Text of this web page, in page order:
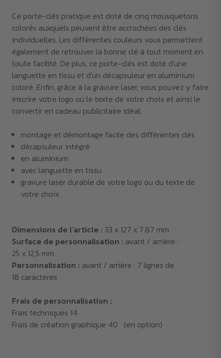
Ce porte-clés pratique est doté de cinq mousquetons
colorés auxquels peuvent être accrochées des clés
individuelles. Les différentes couleurs vous permettent
également de retrouver la bonne clé à tout moment en
toute facilité. De plus, ce porte-clés est doté d'une
languette en tissu et d'un décapsuleur en aluminium
coloré. Enfin, grâce à la gravure laser, vous pouvez y faire
inscrire votre logo ou le texte de votre choix et ainsi le
convertir en cadeau publicitaire idéal.
montage et démontage facile des différentes clés
décapsuleur intégré
en aluminium
avec languette en tissu
gravure laser durable de votre logo ou du texte de
votre choix
Dimensions de l'article : 33 x 127 x 7.87 mm
Surface de personnalisation : avant / arrière :
25 x 12,5 mm
Personnalisation : avant / arrière : 7 lignes de
18 caractères
Frais de personnalisation :
Frais techniques 14
Frais de création graphique 40 (en option)